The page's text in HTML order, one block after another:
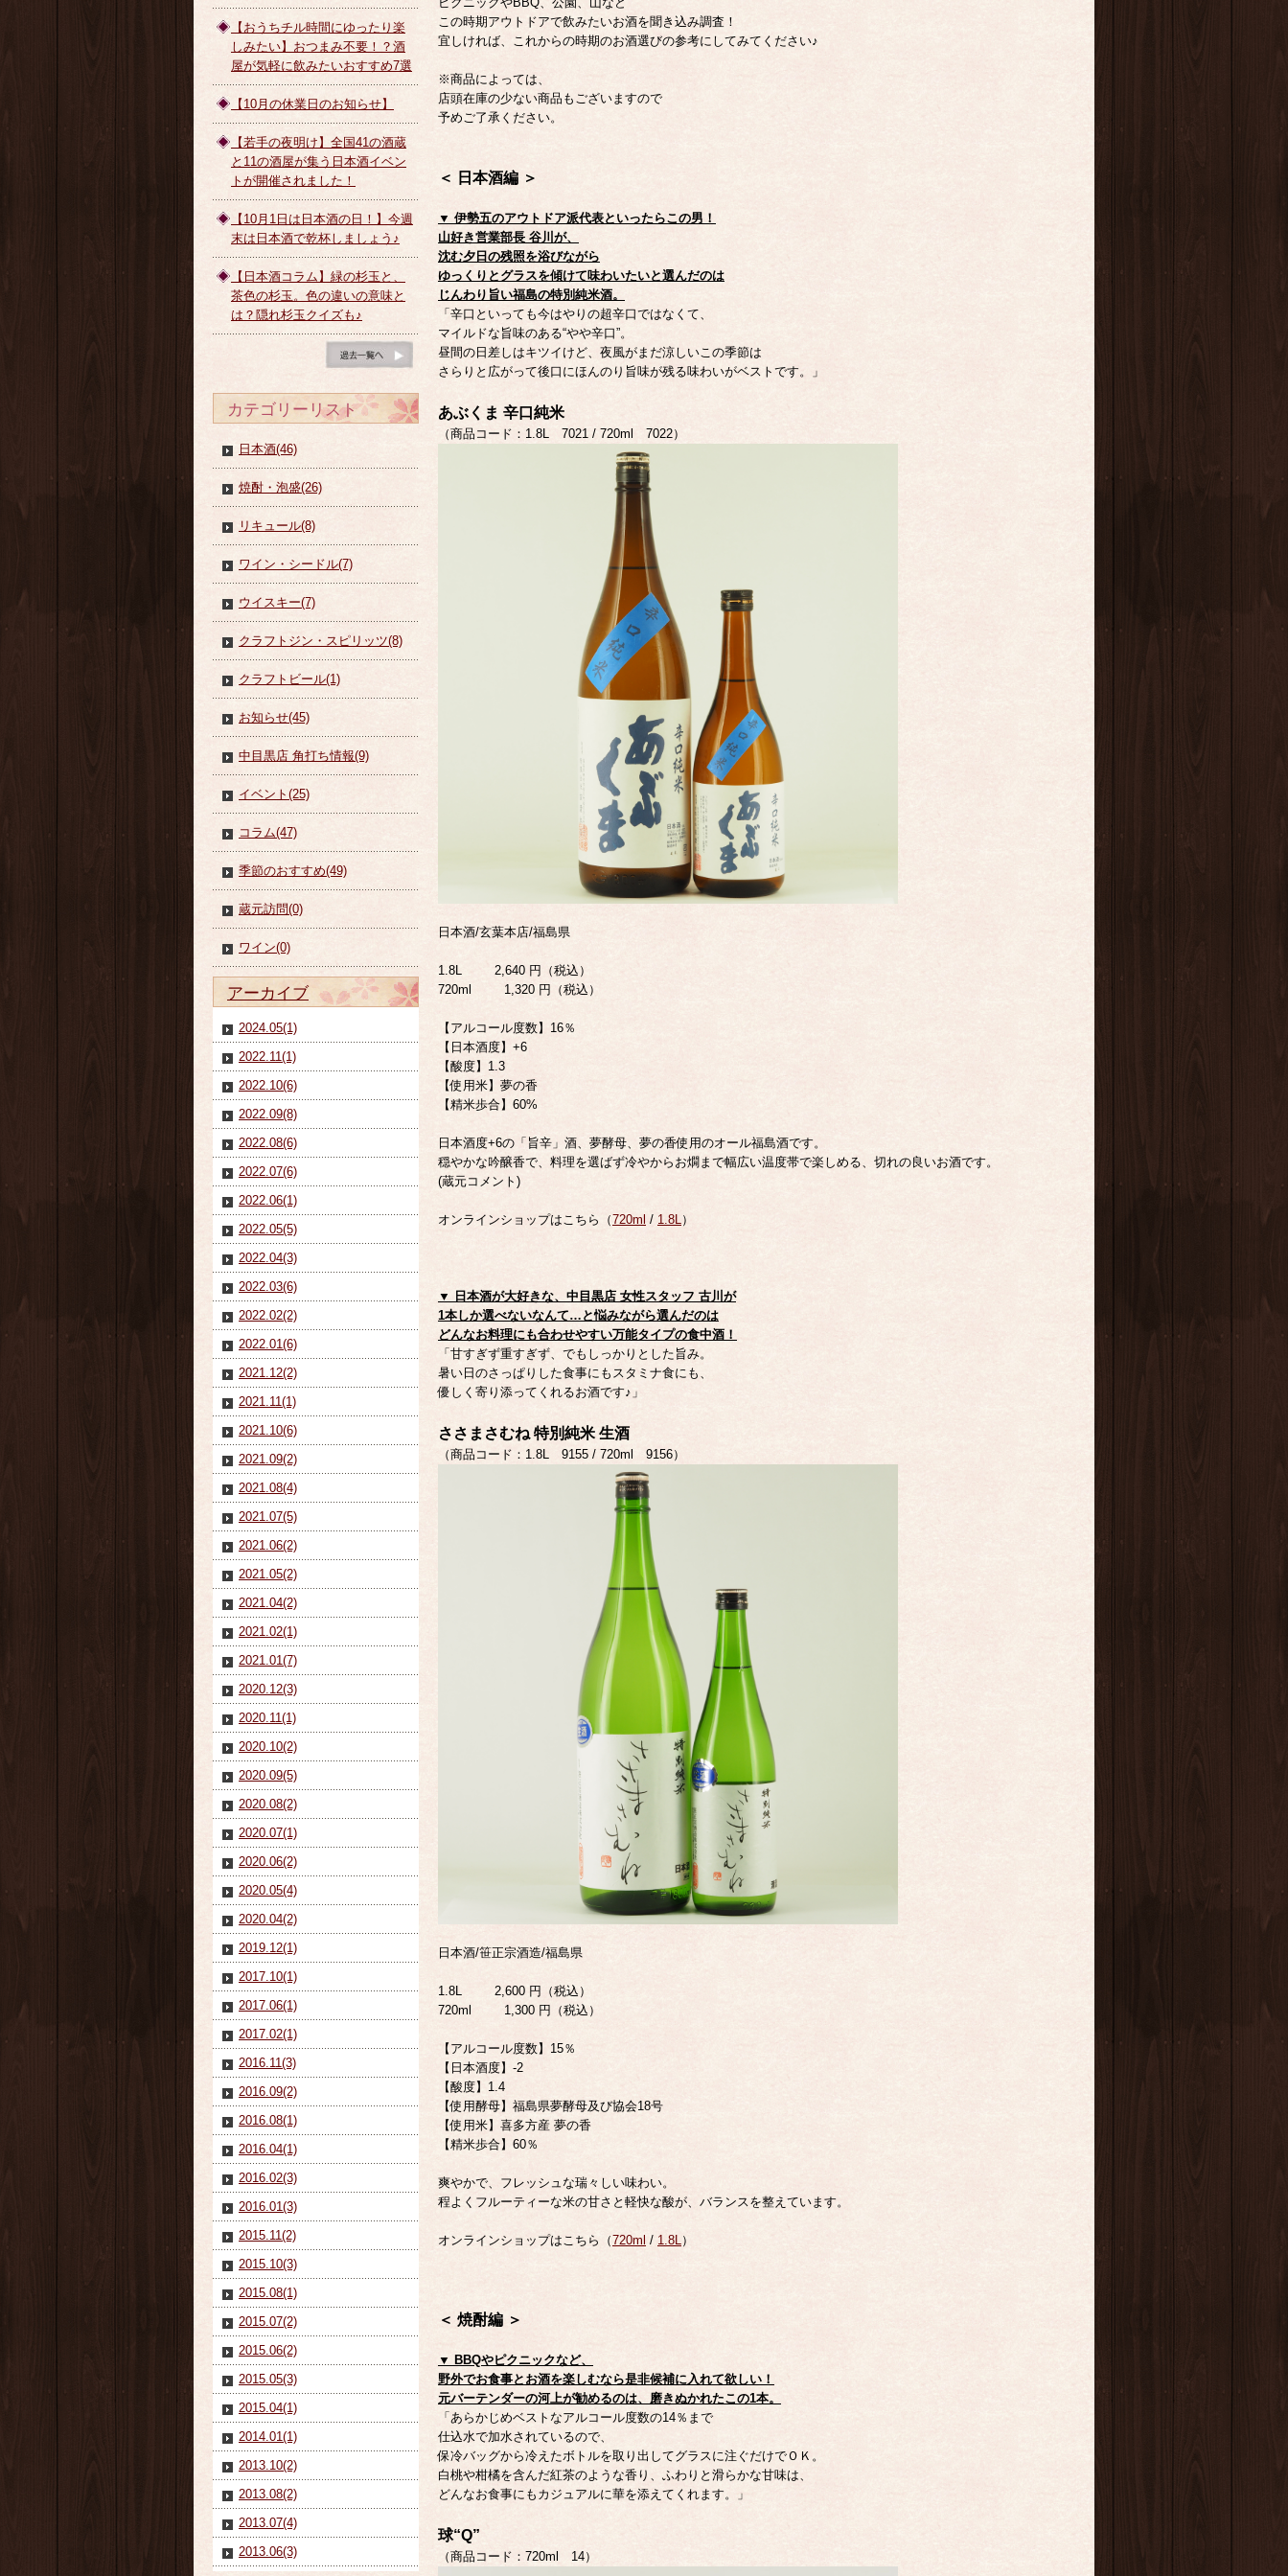
この時期アウトドアで飲みたいお酒を聞き込み調査！
宜しければ、これからの時期のお酒選びの参考にしてみてください♪
※商品によっては、
店頭在庫の少ない商品もございますので
予めご了承ください。
＜ 日本酒編 ＞
▼ 伊勢五のアウトドア派代表といったらこの男！
山好き営業部長 谷川が、
沈む夕日の残照を浴びながら
ゆっくりとグラスを傾けて味わいたいと選んだのは
じんわり旨い福島の特別純米酒。
「辛口といっても今はやりの超辛口ではなくて、
マイルドな旨味のある“やや辛口”。
昼間の日差しはキツイけど、夜風がまだ涼しいこの季節は
さらりと広がって後口にほんのり旨味が残る味わいがベストです。」
あぶくま 辛口純米
（商品コード：1.8L 7021 / 720ml 7022）
日本酒/玄葉本店/福島県
1.8L 2,640 円（税込）
720ml 1,320 円（税込）
【アルコール度数】16％
【日本酒度】+6
【酸度】1.3
【使用米】夢の香
【精米歩合】60%
日本酒度+6の「旨辛」酒、夢酵母、夢の香使用のオール福島酒です。
穏やかな吟醸香で、料理を選ばず冷やからお燗まで幅広い温度帯で楽しめる、切れの良いお酒です。
(蔵元コメント)
オンラインショップはこちら（720ml / 1.8L）
▼ 日本酒が大好きな、中目黒店 女性スタッフ 古川が
1本しか選べないなんて…と悩みながら選んだのは
どんなお料理にも合わせやすい万能タイプの食中酒！
「甘すぎず重すぎず、でもしっかりとした旨み。
暑い日のさっぱりした食事にもスタミナ食にも、
優しく寄り添ってくれるお酒です♪」
ささまさむね 特別純米 生酒
（商品コード：1.8L 9155 / 720ml 9156）
日本酒/笹正宗酒造/福島県
1.8L 2,600 円（税込）
720ml 1,300 円（税込）
【アルコール度数】15％
【日本酒度】-2
【酸度】1.4
【使用酵母】福島県夢酵母及び協会18号
【使用米】喜多方産 夢の香
【精米歩合】60％
爽やかで、フレッシュな瑞々しい味わい。
程よくフルーティーな米の甘さと軽快な酸が、バランスを整えています。
オンラインショップはこちら（720ml / 1.8L）
＜ 焼酎編 ＞
▼ BBQやピクニックなど、
野外でお食事とお酒を楽しむなら是非候補に入れて欲しい！
元バーテンダーの河上が勧めるのは、磨きぬかれたこの1本。
「あらかじめベストなアルコール度数の14％まで
仕込水で加水されているので、
保冷バッグから冷えたボトルを取り出してグラスに注ぐだけでＯＫ。
白桃や柑橘を含んだ紅茶のような香り、ふわりと滑らかな甘味は、
どんなお食事にもカジュアルに華を添えてくれます。」
球“Q”
（商品コード：720ml 14）
【おうちチル時間にゆったり楽
しみたい】おつまみ不要！？酒
屋が気軽に飲みたいおすすめ7選
【10月の休業日のお知らせ】
【若手の夜明け】全国41の酒蔵
と11の酒屋が集う日本酒イベン
トが開催されました！
【10月1日は日本酒の日！】今週
末は日本酒で乾杯しましょう♪
【日本酒コラム】緑の杉玉と、
茶色の杉玉。色の違いの意味と
は？隠れ杉玉クイズも♪
カテゴリーリスト
日本酒(46)
焼酎・泡盛(26)
リキュール(8)
ワイン・シードル(7)
ウイスキー(7)
クラフトジン・スピリッツ(8)
クラフトビール(1)
お知らせ(45)
中目黒店 角打ち情報(9)
イベント(25)
コラム(47)
季節のおすすめ(49)
蔵元訪問(0)
ワイン(0)
アーカイブ
2024.05(1)
2022.11(1)
2022.10(6)
2022.09(8)
2022.08(6)
2022.07(6)
2022.06(1)
2022.05(5)
2022.04(3)
2022.03(6)
2022.02(2)
2022.01(6)
2021.12(2)
2021.11(1)
2021.10(6)
2021.09(2)
2021.08(4)
2021.07(5)
2021.06(2)
2021.05(2)
2021.04(2)
2021.02(1)
2021.01(7)
2020.12(3)
2020.11(1)
2020.10(2)
2020.09(5)
2020.08(2)
2020.07(1)
2020.06(2)
2020.05(4)
2020.04(2)
2019.12(1)
2017.10(1)
2017.06(1)
2017.02(1)
2016.11(3)
2016.09(2)
2016.08(1)
2016.04(1)
2016.02(3)
2016.01(3)
2015.11(2)
2015.10(3)
2015.08(1)
2015.07(2)
2015.06(2)
2015.05(3)
2015.04(1)
2014.01(1)
2013.10(2)
2013.08(2)
2013.07(4)
2013.06(3)